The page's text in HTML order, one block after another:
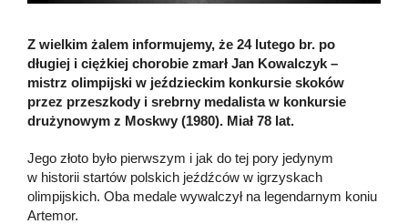
Z wielkim żalem informujemy, że 24 lutego br. po
długiej i ciężkiej chorobie zmarł Jan Kowalczyk –
mistrz olimpijski w jeździeckim konkursie skoków
przez przeszkody i srebrny medalista w konkursie
drużynowym z Moskwy (1980). Miał 78 lat.
Jego złoto było pierwszym i jak do tej pory jedynym
w historii startów polskich jeźdźców w igrzyskach
olimpijskich. Oba medale wywalczył na legendarnym koniu
Artemor.